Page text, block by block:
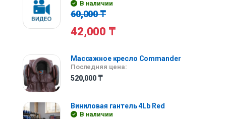
В наличии
60,000₸
42,000 ₸
Массажное кресло Commander
Последняя цена:
520,000 ₸
Виниловая гантель 4Lb Red
В наличии